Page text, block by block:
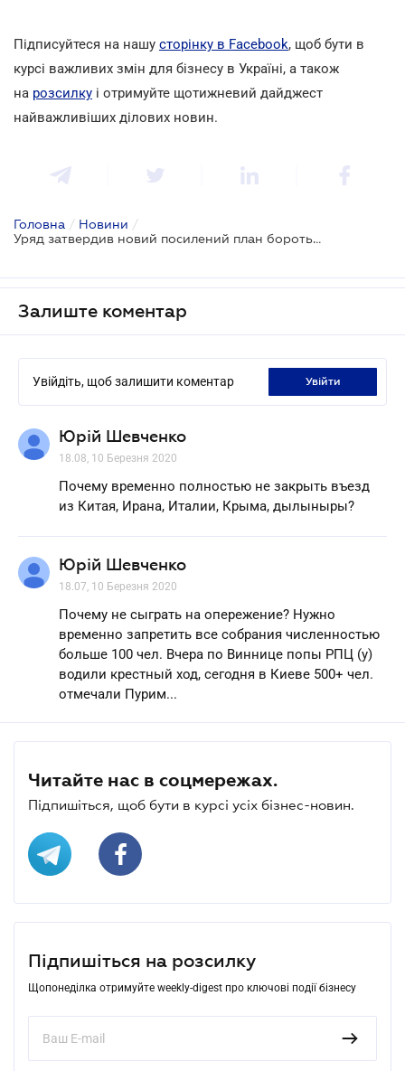
Підписуйтеся на нашу сторінку в Facebook, щоб бути в
курсі важливих змін для бізнесу в Україні, а також
на розсилку і отримуйте щотижневий дайджест
найважливіших ділових новин.
Головна / Новини /
Уряд затвердив новий посилений план боротьби з поширенням коронавірусу
Залиште коментар
Увійдіть, щоб залишити коментар увійти
Юрій Шевченко
18.08, 10 Березня 2020
Почему временно полностью не закрыть въезд
из Китая, Ирана, Италии, Крыма, дылыныры?
Юрій Шевченко
18.07, 10 Березня 2020
Почему не сыграть на опережение? Нужно
временно запретить все собрания численностью
больше 100 чел. Вчера по Виннице попы РПЦ (у)
водили крестный ход, сегодня в Киеве 500+ чел.
отмечали Пурим...
Читайте нас в соцмережах.
Підпишіться, щоб бути в курсі усіх бізнес-новин.
Підпишіться на розсилку
Щопонеділка отримуйте weekly-digest про ключові події бізнесу